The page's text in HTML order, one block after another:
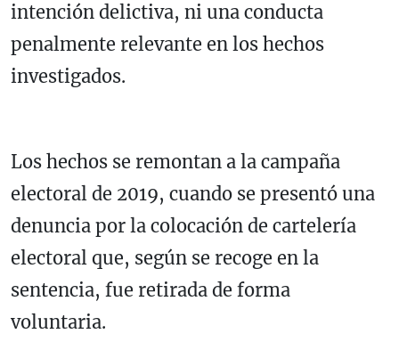
intención delictiva, ni una conducta
penalmente relevante en los hechos
investigados.
Los hechos se remontan a la campaña
electoral de 2019, cuando se presentó una
denuncia por la colocación de cartelería
electoral que, según se recoge en la
sentencia, fue retirada de forma
voluntaria.